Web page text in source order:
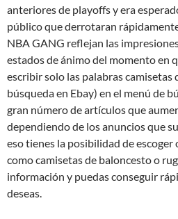
anteriores de playoffs y era
público que derrotaran
NBA GANG reflejan las
estados de ánimo del momento en
escribir solo las palabras camisetas
búsqueda en Ebay) en el menú de
gran número de artículos que
dependiendo de los anuncios que
eso tienes la posibilidad de
como camisetas de baloncesto o
información y puedas conseguir
deseas.